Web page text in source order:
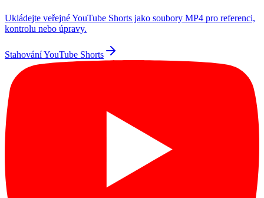
Ukládejte veřejné YouTube Shorts jako soubory MP4 pro referenci,
kontrolu nebo úpravy.
Stahování YouTube Shorts